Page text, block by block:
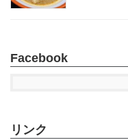
Facebook
リンク